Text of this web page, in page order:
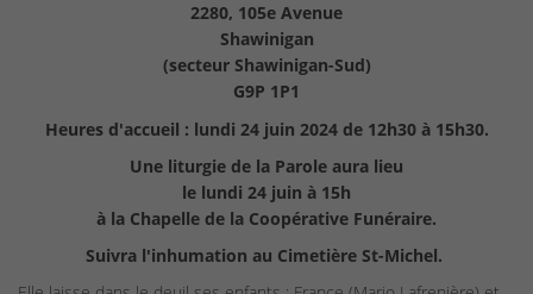
2280, 105e Avenue
Shawinigan
(secteur Shawinigan-Sud)
G9P 1P1
Heures d'accueil : lundi 24 juin 2024 de 12h30 à 15h30.
Une liturgie de la Parole aura lieu
le lundi 24 juin à 15h
à la Chapelle de la Coopérative Funéraire.
Suivra l'inhumation au Cimetière St-Michel.